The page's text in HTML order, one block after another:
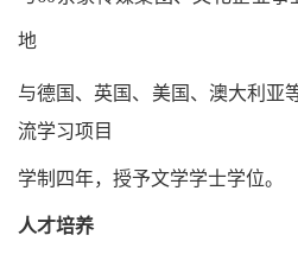
地
与德国、英国、美国、澳大利亚
流学习项目
学制四年，授予文学学士学位。
人才培养